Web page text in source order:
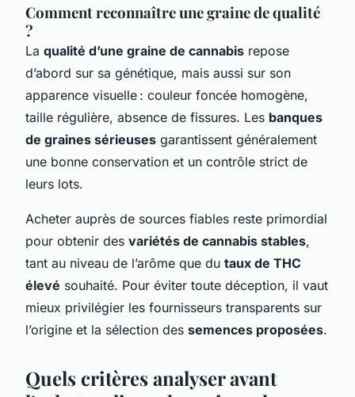
Comment reconnaître une graine de qualité
?
La qualité d’une graine de cannabis repose
d’abord sur sa génétique, mais aussi sur son
apparence visuelle : couleur foncée homogène,
taille régulière, absence de fissures. Les banques
de graines sérieuses garantissent généralement
une bonne conservation et un contrôle strict de
leurs lots.
Acheter auprès de sources fiables reste primordial
pour obtenir des variétés de cannabis stables,
tant au niveau de l’arôme que du taux de THC
élevé souhaité. Pour éviter toute déception, il vaut
mieux privilégier les fournisseurs transparents sur
l’origine et la sélection des semences proposées.
Quels critères analyser avant